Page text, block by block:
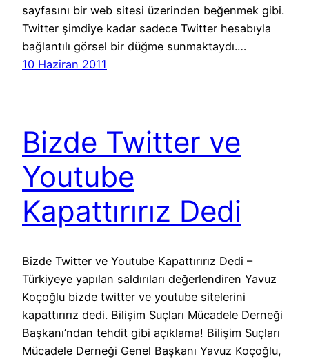
sayfasını bir web sitesi üzerinden beğenmek gibi.
Twitter şimdiye kadar sadece Twitter hesabıyla
bağlantılı görsel bir düğme sunmaktaydı.…
10 Haziran 2011
Bizde Twitter ve
Youtube
Kapattırırız Dedi
Bizde Twitter ve Youtube Kapattırırız Dedi –
Türkiyeye yapılan saldırıları değerlendiren Yavuz
Koçoğlu bizde twitter ve youtube sitelerini
kapattırırız dedi. Bilişim Suçları Mücadele Derneği
Başkanı’ndan tehdit gibi açıklama! Bilişim Suçları
Mücadele Derneği Genel Başkanı Yavuz Koçoğlu,